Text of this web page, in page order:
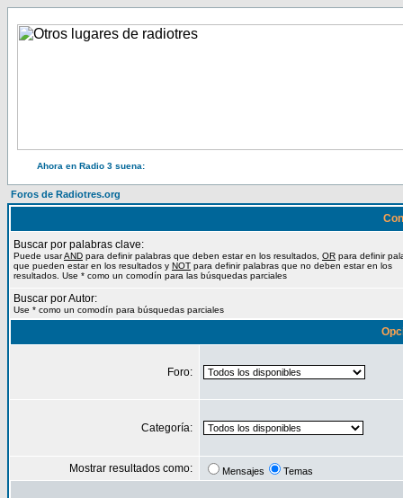
Ahora en Radio 3 suena:
Foros de Radiotres.org
Buscar por palabras clave:
Puede usarAND para definir palabras que deben estar en los resultados, OR para definir
que pueden estar en los resultados y NOT para definir palabras que no deben estar en los
resultados. Use * como un comodín para las búsquedas parciales
Buscar por Autor:
Use * como un comodín para búsquedas parciales
Foro:
Categoría:
Mostrar resultados como: Mensajes Temas